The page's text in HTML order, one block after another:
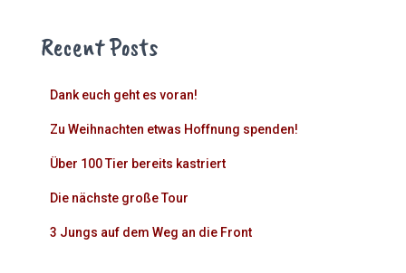
Recent Posts
Dank euch geht es voran!
Zu Weihnachten etwas Hoffnung spenden!
Über 100 Tier bereits kastriert
Die nächste große Tour
3 Jungs auf dem Weg an die Front